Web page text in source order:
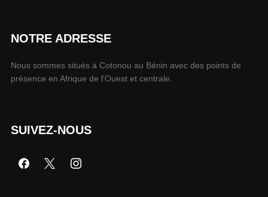
NOTRE ADRESSE
Nous sommes situés à Cotonou au Bénin avec des points de
présence en Afrique de l'Ouest et centrale.
SUIVEZ-NOUS